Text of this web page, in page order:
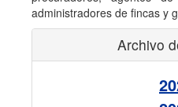
administradores de fincas y
Archivo